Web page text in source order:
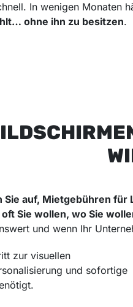
In wenigen Monaten
ohne ihn zu besitzen.
Sie auf, Mietgebühren für
Sie wollen, wo Sie
und wenn Ihr
zur visuellen
und sofortige